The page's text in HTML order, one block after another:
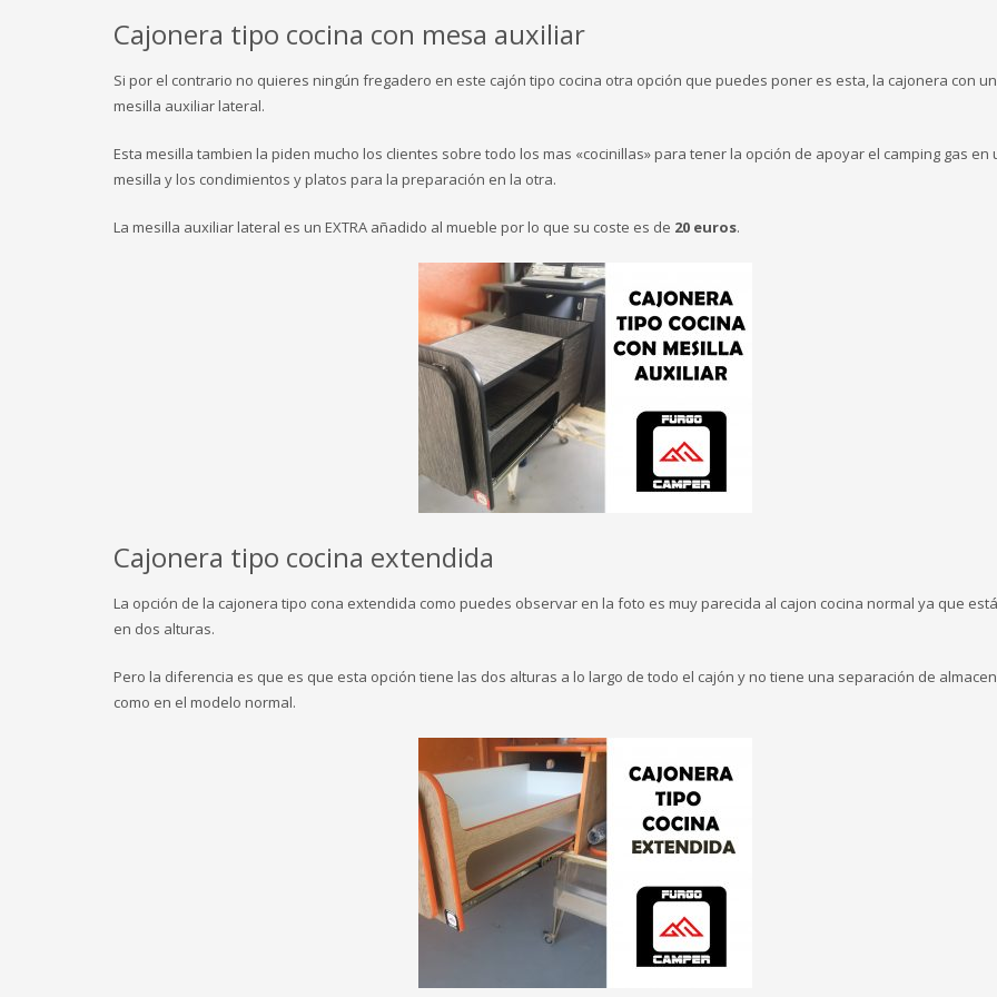
Cajonera tipo cocina con mesa auxiliar
Si por el contrario no quieres ningún fregadero en este cajón tipo cocina otra opción que puedes poner es esta, la cajonera con
mesilla auxiliar lateral.
Esta mesilla tambien la piden mucho los clientes sobre todo los mas «cocinillas» para tener la opción de apoyar el camping gas en
mesilla y los condimientos y platos para la preparación en la otra.
La mesilla auxiliar lateral es un EXTRA añadido al mueble por lo que su coste es de 20 euros.
Cajonera tipo cocina extendida
La opción de la cajonera tipo cona extendida como puedes observar en la foto es muy parecida al cajon cocina normal ya que
en dos alturas.
Pero la diferencia es que es que esta opción tiene las dos alturas a lo largo de todo el cajón y no tiene una separación de
como en el modelo normal.